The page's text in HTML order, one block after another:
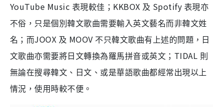
YouTube Music 表現較佳； KKBOX 及 Spotify 表現亦
不俗，只是個別韓文歌曲需要輸入英文藝名而非韓文姓
名；而JOOX 及 MOOV 不只韓文歌曲有上述的問題，日
文歌曲亦需要將日文轉換為羅馬拼音或英文； TIDAL 則
無論在搜尋韓文、日文、或是華語歌曲都經常出現以上
情況，使用時較不便。